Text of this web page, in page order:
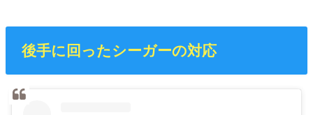
後手に回ったシーガーの対応